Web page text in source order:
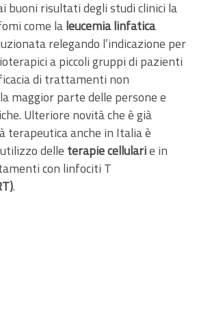
buoni risultati degli studi clinici la
come laleucemia linfatica
relegando l’indicazione per
a piccoli gruppi di pazienti
di trattamenti non
maggior parte delle persone e
Ulteriore novità che è già
terapeutica anche in Italia è
delle terapie cellularie in
con linfociti T
.